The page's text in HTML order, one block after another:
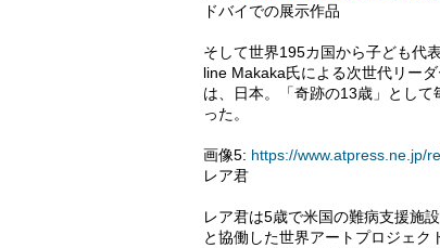
ドバイでの展示作品
そして世界195カ国から子ども代
line Makaka氏による次世代リー
は、日本。「奇跡の13歳」とし
った。
画像5: https://www.atpress.ne.jp/
レア君
レア君は5歳で米国の難病支援施
と協働した世界アートプロジェ